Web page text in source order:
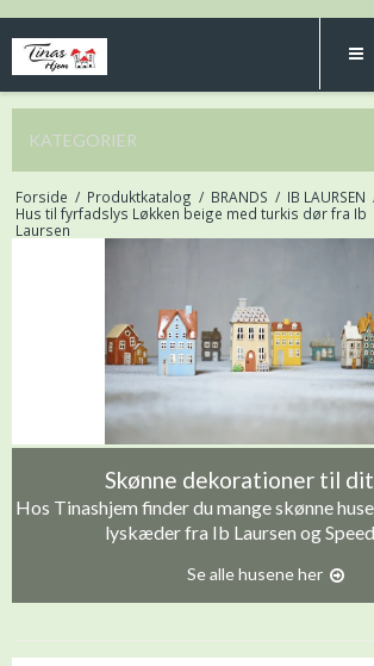
KATEGORIER
Forside / Produktkatalog / BRANDS / IB LAURSEN
Hus til fyrfadslys Løkken beige med turkis dør fra Ib
Laursen
Skønne dekorationer til
Hos Tinashjem finder du mange skønne
lyskæder fra Ib Laursen og
Se alle husene her